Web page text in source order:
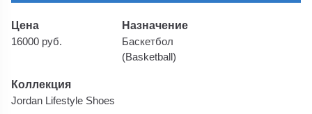
Цена
16000 руб.
Назначение
Баскетбол
(Basketball)
Коллекция
Jordan Lifestyle Shoes